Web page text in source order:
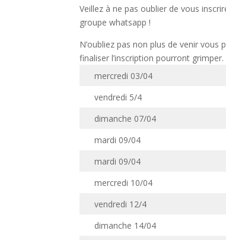
Veillez à ne pas oublier de vous
groupe whatsapp !
N’oubliez pas non plus de venir
finaliser l’inscription pourront grimper.
mercredi 03/04
vendredi 5/4
dimanche 07/04
mardi 09/04
mardi 09/04
mercredi 10/04
vendredi 12/4
dimanche 14/04